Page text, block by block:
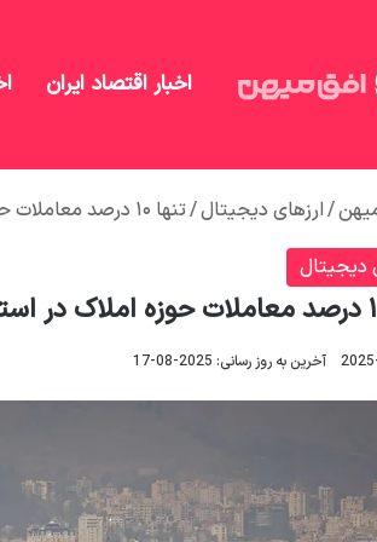
اخبار اقتصاد ایران
/ارزهای دیجیتال/تنها ۱۰ درصد معاملات حوزه املاک در استان کردستان ثبت الکترونیکی می شوند
دیجیتال
آخرین به روز رسانی: 2025-08-17